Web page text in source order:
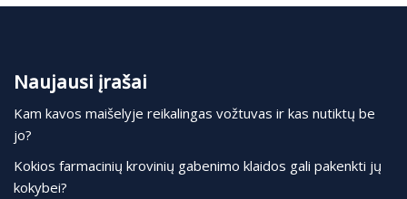
Naujausi įrašai
Kam kavos maišelyje reikalingas vožtuvas ir kas nutiktų be
jo?
Kokios farmacinių krovinių gabenimo klaidos gali pakenkti jų
kokybei?